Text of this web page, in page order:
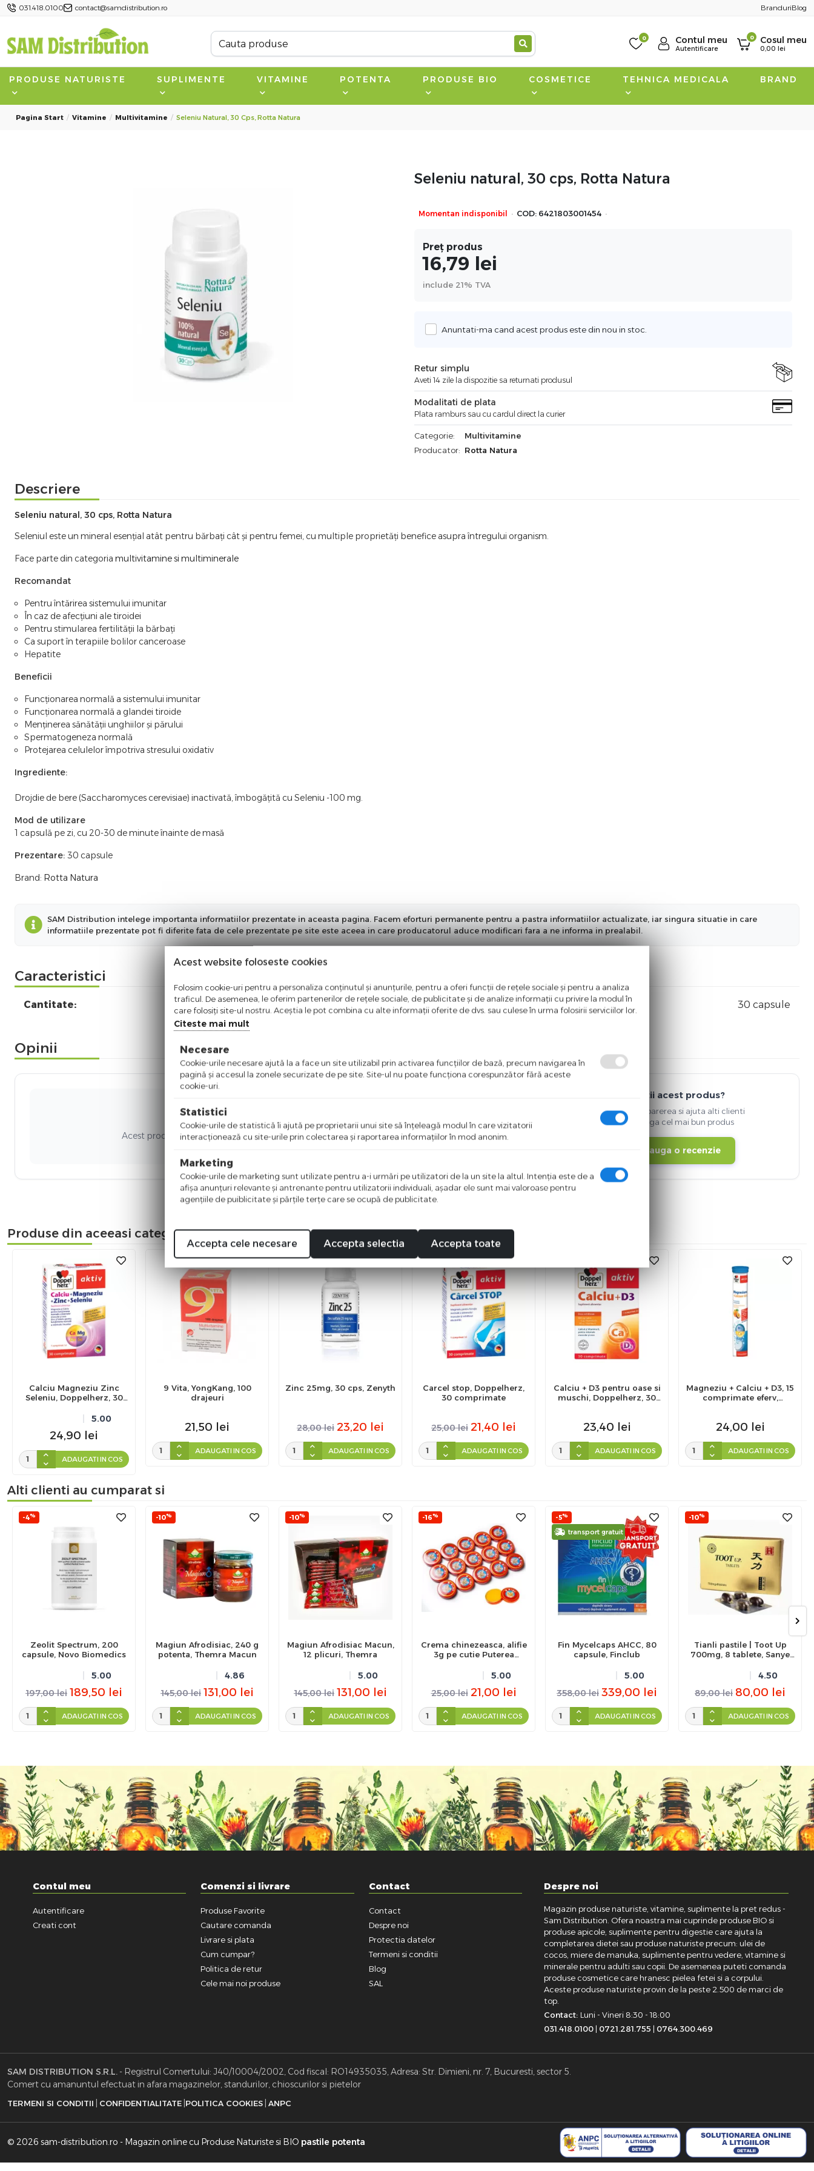
031.418.0100 contact@samdistribution.ro BranduriBlog
0 Contul meu
Autentificare
0 Cosul meu
0,00 lei
PRODUSE NATURISTE SUPLIMENTE VITAMINE POTENTA PRODUSE BIO COSMETICE TEHNICA MEDICALA BRAND
Pagina Start Vitamine Multivitamine Seleniu Natural, 30 Cps, Rotta Natura
Seleniu natural, 30 cps, Rotta Natura
Momentan indisponibil · COD: 6421803001454 ·
Preț produs
16,79 lei
include 21% TVA
Anuntati-ma cand acest produs este din nou in stoc.
Retur simplu
Aveti 14 zile la dispozitie sa returnati produsul
Modalitati de plata
Plata ramburs sau cu cardul direct la curier
Categorie:
Multivitamine
Producator: Rotta Natura
Descriere
Seleniu natural, 30 cps, Rotta Natura
Seleniul este un mineral esențial atât pentru bărbați cât și pentru femei, cu multiple proprietăți benefice asupra întregului organism.
Face parte din categoria multivitamine si multiminerale
Recomandat
Pentru întărirea sistemului imunitar
În caz de afecțiuni ale tiroidei
Pentru stimularea fertilității la bărbați
Ca suport în terapiile bolilor canceroase
Hepatite
Beneficii
Funcționarea normală a sistemului imunitar
Funcționarea normală a glandei tiroide
Menținerea sănătății unghiilor și părului
Spermatogeneza normală
Protejarea celulelor împotriva stresului oxidativ
Ingrediente:
Drojdie de bere (Saccharomyces cerevisiae) inactivată, îmbogățită cu Seleniu -100 mg.
Mod de utilizare
1 capsulă pe zi, cu 20-30 de minute înainte de masă
Prezentare: 30 capsule
Brand: Rotta Natura
SAM Distribution intelege importanta informatiilor prezentate in aceasta pagina. Facem eforturi permanente pentru a pastra informatiilor actualizate, iar singura situatie in care
informatiile prezentate pot fi diferite fata de cele prezentate pe site este aceea in care producatorul aduce modificari fara a ne informa in prealabil.
Caracteristici
Cantitate: 30 capsule
Opinii
Acest produs nu a adunat recenzii. Fii primul care scrie ceva bun despre acest produs!
Detii acest produs?
Spune-ti parerea si ajuta alti clienti
sa aleaga cel mai bun produs
Adauga o recenzie
Produse din aceeasi categorie
Calciu Magneziu Zinc
Seleniu, Doppelherz, 30
5.00
24,90 lei
ADAUGATI IN COS
9 Vita, YongKang, 100
drajeuri
21,50 lei
ADAUGATI IN COS
-17%
Zinc 25mg, 30 cps, Zenyth
28,00 lei 23,20 lei
ADAUGATI IN COS
-14%
Carcel stop, Doppelherz,
30 comprimate
25,00 lei 21,40 lei
ADAUGATI IN COS
Calciu + D3 pentru oase si
muschi, Doppelherz, 30
23,40 lei
ADAUGATI IN COS
Magneziu + Calciu + D3, 15
comprimate eferv,
24,00 lei
ADAUGATI IN COS
Alti clienti au cumparat si
-4%
Zeolit Spectrum, 200
capsule, Novo Biomedics
5.00
197,00 lei 189,50 lei
ADAUGATI IN COS
-10%
Magiun Afrodisiac, 240 g
potenta, Themra Macun
4.86
145,00 lei 131,00 lei
ADAUGATI IN COS
-10%
Magiun Afrodisiac Macun,
12 plicuri, Themra
5.00
145,00 lei 131,00 lei
ADAUGATI IN COS
-16%
Crema chinezeasca, alifie
3g pe cutie Puterea
5.00
25,00 lei 21,00 lei
ADAUGATI IN COS
-5%
transport gratuit
Fin Mycelcaps AHCC, 80
capsule, Finclub
5.00
358,00 lei 339,00 lei
ADAUGATI IN COS
-10%
Tianli pastile | Toot Up
700mg, 8 tablete, Sanye
4.50
89,00 lei 80,00 lei
ADAUGATI IN COS
Contul meu
Autentificare
Creati cont
Comenzi si livrare
Produse Favorite
Cautare comanda
Livrare si plata
Cum cumpar?
Politica de retur
Cele mai noi produse
Contact
Contact
Despre noi
Protectia datelor
Termeni si conditii
Blog
SAL
Despre noi
Magazin produse naturiste, vitamine, suplimente la pret redus -
Sam Distribution. Ofera noastra mai cuprinde produse BIO si
produse apicole, suplimente pentru digestie care ajuta la
completarea dietei sau produse naturiste precum: ulei de
cocos, miere de manuka, suplimente pentru vedere, vitamine si
minerale pentru adulti sau copii. De asemenea puteti comanda
produse cosmetice care hranesc pielea fetei si a corpului.
Aceste produse naturiste provin de la peste 2.500 de marci de
top.
Contact: Luni - Vineri 8:30 - 18:00
031.418.0100 | 0721.281.755 | 0764.300.469
SAM DISTRIBUTION S.R.L. - Registrul Comertului: J40/10004/2002, Cod fiscal: RO14935035, Adresa: Str. Dimieni, nr. 7, Bucuresti, sector 5.
Comert cu amanuntul efectuat in afara magazinelor, standurilor, chioscurilor si pietelor
TERMENI SI CONDITII CONFIDENTIALITATE POLITICA COOKIES ANPC
© 2026 sam-distribution.ro - Magazin online cu Produse Naturiste si BIO pastile potenta
Acest website foloseste cookies
Folosim cookie-uri pentru a personaliza conținutul și anunțurile, pentru a oferi funcții de rețele sociale și pentru a analiza
traficul. De asemenea, le oferim partenerilor de rețele sociale, de publicitate și de analize informații cu privire la modul în
care folosiți site-ul nostru. Aceștia le pot combina cu alte informații oferite de dvs. sau culese în urma folosirii serviciilor lor.
Citeste mai mult
Necesare
Cookie-urile necesare ajută la a face un site utilizabil prin activarea funcţiilor de bază, precum navigarea în
pagină şi accesul la zonele securizate de pe site. Site-ul nu poate funcţiona corespunzător fără aceste
cookie-uri.
Statistici
Cookie-urile de statistică îi ajută pe proprietarii unui site să înţeleagă modul în care vizitatorii
interacţionează cu site-urile prin colectarea şi raportarea informaţiilor în mod anonim.
Marketing
Cookie-urile de marketing sunt utilizate pentru a-i urmări pe utilizatori de la un site la altul. Intenţia este de a
afişa anunţuri relevante şi antrenante pentru utilizatorii individuali, aşadar ele sunt mai valoroase pentru
agenţiile de puiblicitate şi părţile terţe care se ocupă de publicitate.
Accepta cele necesare Accepta selectia Accepta toate